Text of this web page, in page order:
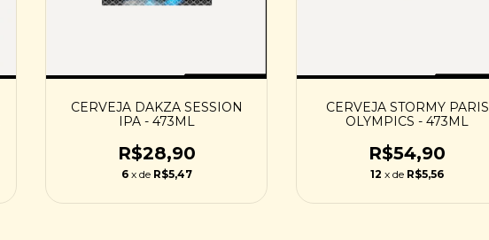
CERVEJA DAKZA SESSION
IPA - 473ML
R$28,90
6 x de R$5,47
CERVEJA STORMY PARIS
OLYMPICS - 473ML
R$54,90
12 x de R$5,56